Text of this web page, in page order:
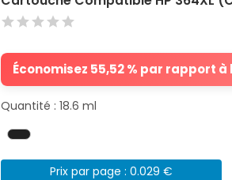
Économisez 55,52 % par rapport
Quantité : 18.6 ml
Prix par page : 0.029 €